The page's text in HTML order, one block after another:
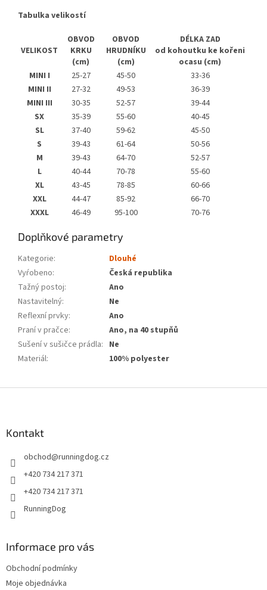
Tabulka velikostí
VELIKOST
OBVOD
KRKU
(cm)
OBVOD
HRUDNÍKU
(cm)
DÉLKA ZAD
od kohoutku ke kořeni
ocasu (cm)
MINI I
25-27 45-50
33-36
MINI II
27-32 49-53
36-39
MINI III
30-35 52-57
39-44
SX
35-39 55-60
40-45
SL
37-40 59-62
45-50
S
39-43 61-64
50-56
M
39-43 64-70
52-57
L
40-44 70-78
55-60
XL
43-45 78-85
60-66
XXL
44-47 85-92
66-70
XXXL
46-49 95-100 70-76
Doplňkové parametry
Kategorie:
Dlouhé
Vyŕobeno:
Česká republika
Tažný postoj:
Ano
Nastavitelný:
Ne
Reflexní prvky:
Ano
Praní v pračce:
Ano, na 40 stupňů
Sušení v sušičce prádla: Ne
Materiál: 100% polyester
Kontakt
obchod@runningdog.cz
+420 734 217 371
+420 734 217 371
RunningDog
Informace pro vás
Obchodní podmínky
Moje objednávka